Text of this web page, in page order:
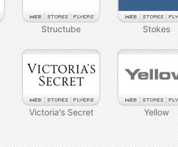
Structube Stokes
Victoria's Secret Yellow